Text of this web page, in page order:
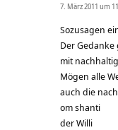
7. März 2011 um
Sozusagen
Der
mit
Mögen alle
auch die
om shanti
der Willi